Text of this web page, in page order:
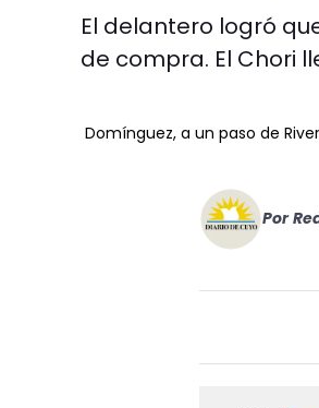
El delantero logró
de compra. El Chori
Domínguez, a un paso de River
Por